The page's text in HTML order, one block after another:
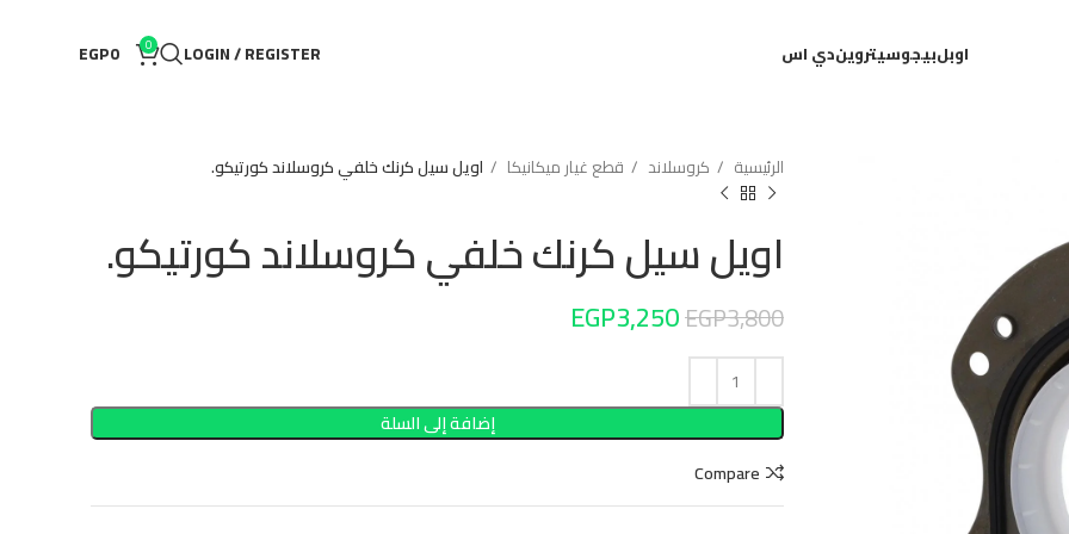
اوبلبيجوسيترويندي اس LOGIN / REGISTER
0
EGP
الرئيسية كروسلاند قطع غيار ميكانيكا اويل سيل كرنك خلفي كروسلاند كورتيكو.
اويل سيل كرنك خلفي كروسلاند كورتيكو.
EGP3,800
EGP3,250
إضافة إلى السلة
Compare